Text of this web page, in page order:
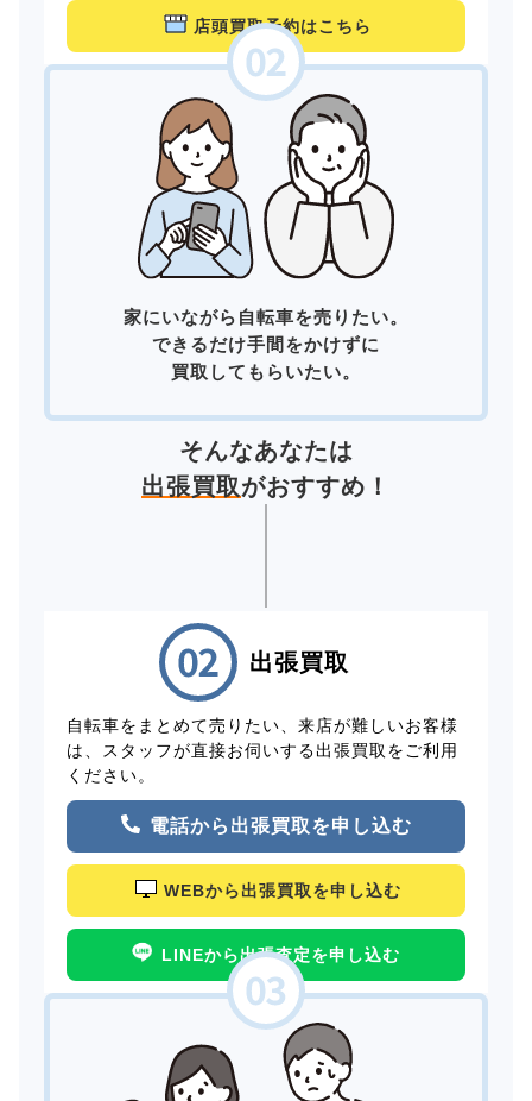
店頭買取予約はこちら
家にいながら自転車を売りたい。
できるだけ手間をかけずに
買取してもらいたい。
そんなあなたは
出張買取がおすすめ！
出張買取
自転車をまとめて売りたい、来店が難しいお客様
は、スタッフが直接お伺いする出張買取をご利用
ください。
電話から出張買取を申し込む
WEBから出張買取を申し込む
LINEから出張査定を申し込む